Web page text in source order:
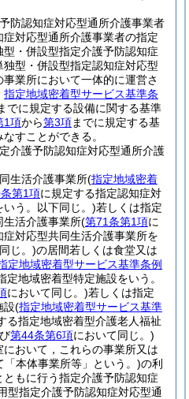
防認知症対応型通所介護事業者
対応型通所介護事業者の指定
・併設型指定介護予防認知症
型・併設型指定認知症対応型
業所において一体的に運営さ
指定地域密着型サービス基準条
でに規定する設備に関する基準
1項から第3項までに規定する基
すことができる。
介護予防認知症対応型通所介護
生活介護事業所(指定地域密着
第1項に規定する指定認知症対
う。以下同じ。)若しくは指定
生活介護事業所(第71条第1項に
対応型共同生活介護事業所を
じ。)の居間若しくは食堂又は
定地域密着型サービス基準条例
定地域密着型特定施設をいう。
において同じ。)若しくは指定
設(指定地域密着型サービス基準
る指定地域密着型介護老人福祉
第44条第6項において同じ。)
おいて，これらの事業所又は
「本体事業所等」という。)の利
もに行う指定介護予防認知症
型指定介護予防認知症対応型通